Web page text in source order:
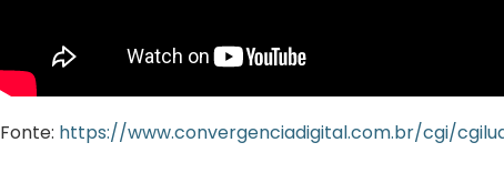
Fonte: https://www.convergenciadigital.com.br/cgi/